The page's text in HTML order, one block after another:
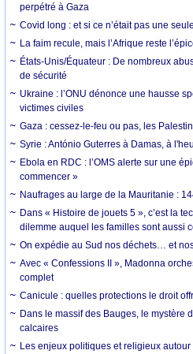
perpétré à Gaza
Covid long : et si ce n’était pas une
La faim recule, mais l’Afrique reste
États-Unis/Équateur : De nombreux
de sécurité
Ukraine : l’ONU dénonce une hausse
victimes civiles
Gaza : cessez-le-feu ou pas, les
Syrie : António Guterres à Damas, à
Ebola en RDC : l’OMS alerte sur une
commencer »
Naufrages au large de la Mauritanie :
Dans « Histoire de jouets 5 », c’est la
dilemme auquel les familles sont aussi
On expédie au Sud nos déchets… et
Avec « Confessions II », Madonna
complet
Canicule : quelles protections le droit
Dans le massif des Bauges, le mystère
calcaires
Les enjeux politiques et religieux